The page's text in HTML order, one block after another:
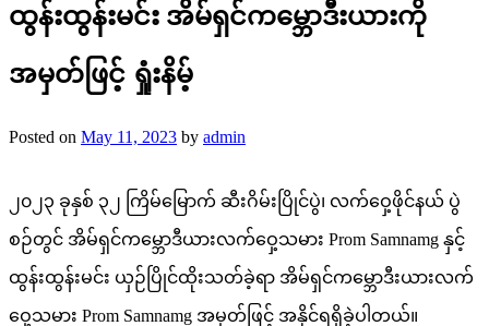
ထွန်းထွန်းမင်း အိမ်ရှင်ကမ္ဘောဒီးယားကို
အမှတ်ဖြင့် ရှုံးနိမ့်
Posted on May 11, 2023 by admin
၂၀၂၃ ခုနှစ် ၃၂ ကြိမ်မြောက် ဆီးဂိမ်းပြိုင်ပွဲ၊ လက်ဝှေ့ဖိုင်နယ် ပွဲ
စဉ်တွင် အိမ်ရှင်ကမ္ဘောဒီယားလက်ဝှေ့သမား Prom Samnamg နှင့်
ထွန်းထွန်းမင်း ယှဉ်ပြိုင်ထိုးသတ်ခဲ့ရာ အိမ်ရှင်ကမ္ဘောဒီးယားလက်
ဝှေ့သမား Prom Samnamg အမှတ်ဖြင့် အနိုင်ရရှိခဲ့ပါတယ်။